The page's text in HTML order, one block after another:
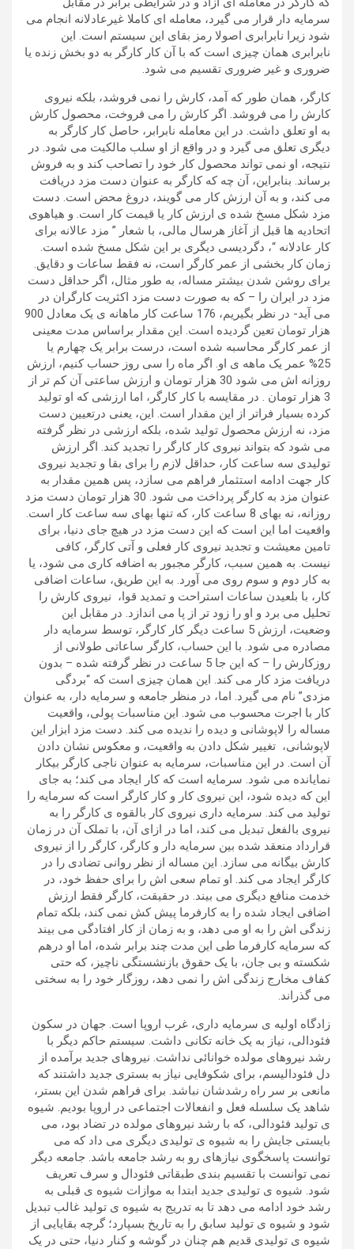
سرمایه دار قرار می گیرد، معامله ای کاملا غیرعادلانه انجام می
شود زیرا نابرابری اصولا رمز بقای این سیستم است. این
نابرابری همان چیزی است که با آن کار کارگر به دو بخش زنده یا
ضروری و غیر ضروری تقسیم می شود.
کارگر، همان طور که آمد، کارش را نمی فروشد، بلکه نیروی
کارش را می فروشد. اگر کارش را می فروخت، محصول کارش
به او تعلق داشت. در این معامله نابرابر، حاصل کار کارگر به
دیگری تعلق می گیرد و در واقع از او سلب مالکیت می شود. در
نتیجه، او نمی تواند محصول کار خود را تصاحب کند و به فروش
برساند. بنابراین، آن چه که کارگر به عنوان دست مزد دریافت
می کند، و به آن ارزش کار می گویند، دروغ محض است. دست
مزد شکل مسخ شده ی ارزش کار یا قیمت کار است. و هیاهوی
اتحادیه ها قبل از آغاز هرسال مالی، با شعار ” مزد عالانه برای
کار عادلانه “، دگردیسی دیگری بر این شکل مسخ شده است.
زمان کار بخشی از عمر کارگر است، نه فقط ساعات و دقایق.
برای روشن شدن بیشتر مساله، به طور مثال، اگر حداقل دست
مزد در ایران را – که به صورت دست مزد اکثریت کارگران در
می آید- در نظر بگیریم، 176 ساعت کار ماهانه ی یک معادل 900
هزار تومان تعین گردیده است. این مقدار براساس مدت معینی
از عمر کارگر محاسبه شده است، درست برابر یک چهارم یا
25% عمر یک ماهه ی او. اگر ماه را سی روز حساب کنیم، ارزش
روزانه اش می شود 30 هزار تومان و ارزش ساعتی آن کم تر از
3 هزار تومان . در مقایسه با کار کارگر، اما ارزشی که او تولید
کرده بسیار فراتر از این مقدار است. این، یعنی درتعیین دست
مزد، نه ارزش محصول تولید شده، بلکه ارزشی در نظر گرفته
می شود که بتواند نیروی کار کارگر را تجدید کند. اگر ارزش
تولیدی سه ساعت کار، حداقل لازم را برای بقا و تجدید نیروی
کار جهت ادامه استثمار فراهم می سازد، پس همین مقدار به
عنوان مزد به کارگر پرداخت می شود. 30 هزار تومان دست مزد
روزانه، نه بهای 8 ساعت کار، که تنها بهای سه ساعت کار است.
واقعیت اما این است که این دست مزد در هیچ جای دنیا، برای
تامین معیشت و تجدید نیروی کار فعلی و آتی کارگر، کافی
نیست. به همین سبب، کارگر مجبور به اضافه کاری می شود، یا
به کار دوم و سوم روی می آورد. به این طریق، ساعات اضافی
کار، با بلعیدن ساعات استراحت و تمدید قوا، نیروی کارش را
تحلیل می برد و او را زود تر از پا می اندازد. در مقابل این
وضعیت، ارزش 5 ساعت دیگر کار کارگر، توسط سرمایه دار
مصادره می شود. با این حساب، کارگر ساعاتی طولانی از
روزکارش را – که این جا 5 ساعت در نظر گرفته شده – بدون
دریافت مزد کار می کند. این همان چیزی است که “بردگی
مزدی” نام می گیرد. اما، در منظر جامعه و سرمایه دار، به عنوان
کار با اجرت محسوب می شود. این مناسبات پولی، واقعیت
مساله را لاپوشانی و دیده را ندیده می کند. دست مزد ابزار این
لاپوشانی، تغییر شکل دادن به واقعیت، و معکوس نشان دادن
آن است. در این مناسبات، سرمایه به عنوان ناجی کارگر بیکار
نمایانده می شود. سرمایه است که کار ایجاد می کند؛ به جای
این که دیده شود، این نیروی کار و کار کارگر است که سرمایه را
تولید می کند. سرمایه داری نیروی کار بالقوه ی کارگر را به
نیروی بالفعل تبدیل می کند، اما در ازای آن، با تملک آن در زمان
قرارداد منعقد شده بین سرمایه دار و کارگر، کارگر را از نیروی
کارش بیگانه می سازد. این مساله از نظر روانی تضادی را در
کارگر ایجاد می کند. او تمام سعی اش را برای حفظ خود، در
خدمت منافع دیگری می بیند. در حقیقت، کارگر فقط ارزش
اضافی ایجاد شده را به کارفرما پیش کش نمی کند، بلکه تمام
زندگی اش را به او می دهد، و به زمان از کار افتادگی می بیند
که سرمایه کارفرما طی این مدت چند برابر شده، اما او درهم
شکسته و بی جان، با یک حقوق بازنشستگی ناچیز، که حتی
کفاف مخارج زندگی اش را نمی دهد، روزگار خود را به سختی
می گذراند.
زادگاه اولیه ی سرمایه داری، غرب اروپا است. جهان در سکون
فئودالی، نیاز به یک خانه تکانی داشت. سیستم حاکم دیگر با
رشد نیروهای مولده خوانائی نداشت. نیروهای جدید برآمده از
دل فئودالیسم، برای شکوفایی نیاز به بستری جدید داشتند که
مانعی بر سر راه رشدشان نباشد. برای فراهم شدن این بستر،
شاهد یک سلسله فعل و انفعالات اجتماعی در اروپا بودیم. شیوه
ی تولید فئودالی، که با رشد نیروهای مولده در تضاد بود، می
بایستی جایش را به شیوه ی تولیدی دیگری می داد که می
توانست پاسخگوی نیازهای رو به رشد جامعه باشد. جامعه دیگر
نمی توانست با تقسیم بندی طبقاتی فئودال و سرف تعریف
شود. شیوه ی تولیدی جدید ابتدا به موازات شیوه ی قبلی به
رشد خود ادامه می دهد تا به تدریج به شیوه ی تولید غالب تبدیل
شود و شیوه ی تولید سابق را به تاریخ بسپارد؛ گرچه بقایایی از
شیوه ی تولیدی قدیم هم چنان در گوشه و کنار دنیا، حتی در یک